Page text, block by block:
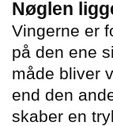
Nøglen
Vingerne er
på den ene
måde bliver
end den
skaber en